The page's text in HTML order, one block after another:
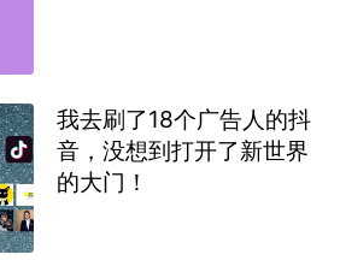
我去刷了18个广告人的抖
音，没想到打开了新世界
的大门！